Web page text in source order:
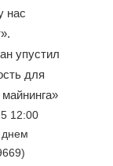
нас
упустил
для
12:00
днем